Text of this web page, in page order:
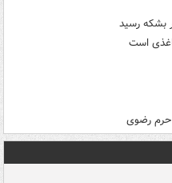
است
حرم رضوی